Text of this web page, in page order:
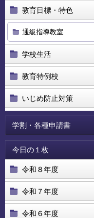
教育目標・特色
通級指導教室
学校生活
教育特例校
いじめ防止対策
学割・各種申請書
今日の１枚
令和８年度
令和７年度
令和６年度